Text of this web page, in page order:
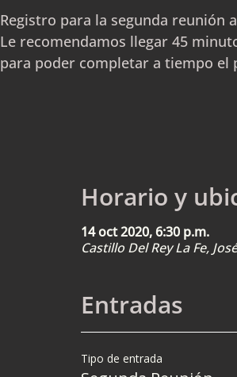
Registro para la segunda reunión
Le recomendamos llegar 45
para poder completar a tiempo el
Horario y
14 oct 2020, 6:30 p.m.
Castillo Del Rey La Fe,
Entradas
Tipo de entrada